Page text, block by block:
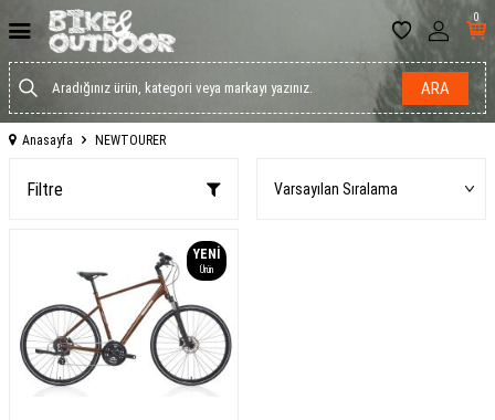
ARA
0
Anasayfa NEWTOURER
Filtre
YENI
Ürün